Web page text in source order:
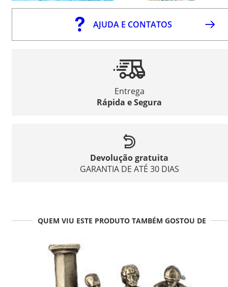
AJUDA E CONTATOS
Entrega
Rápida e Segura
Devolução gratuita
GARANTIA DE ATÉ 30 DIAS
QUEM VIU ESTE PRODUTO TAMBÉM GOSTOU DE